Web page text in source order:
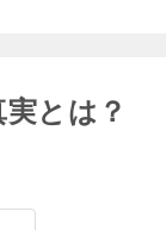
とは？